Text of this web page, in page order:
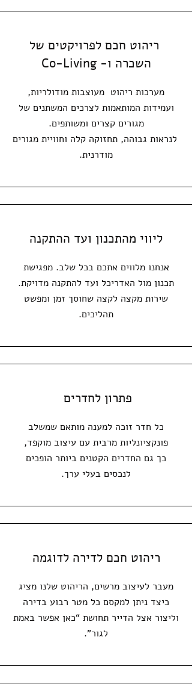
ריהוט חכם לפרויקטים של
השכרה ו- Co-Living
מערכות ריהוט מעוצבות מודולריות,
ועמידות המותאמות לצרכים המשתנים של
מגורים קצרים ומשותפים.
לנראות גבוהה, תחזוקה קלה וחוויית מגורים
מודרנית.
ליווי מהתכנון ועד ההתקנה
אנחנו מלווים אתכם בכל שלב. מפגישת
תכנון מול האדריכל ועד להתקנה מדויקת.
שירות מקצה לקצה שחוסך זמן ומפשט
תהליכים.
פתרון לחדרים
כל חדר זוכה למענה מותאם שמשלב
פונקציונליות מרבית עם עיצוב מוקפד,
כך גם החדרים הקטנים ביותר הופכים
לנכסים בעלי ערך.
ריהוט חכם לדירה לדוגמה
מעבר לעיצוב מרשים, הריהוט שלנו מציג
כיצד ניתן למקסם כל מטר רבוע בדירה
וליצור אצל הדייר תחושת “כאן אפשר באמת
לגור”.